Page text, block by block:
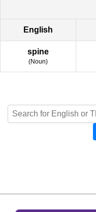
English
spine
(Noun)